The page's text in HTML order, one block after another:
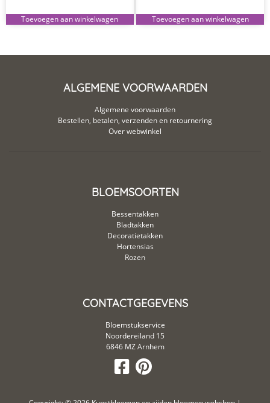
Toevoegen aan winkelwagen Toevoegen aan winkelwagen
ALGEMENE VOORWAARDEN
Algemene voorwaarden
Bestellen, betalen, verzenden en retournering
Over webwinkel
BLOEMSOORTEN
Bessentakken
Bladtakken
Decoratietakken
Hortensias
Rozen
CONTACTGEGEVENS
Bloemstukservice
Noordereiland 15
6846 MZ Arnhem